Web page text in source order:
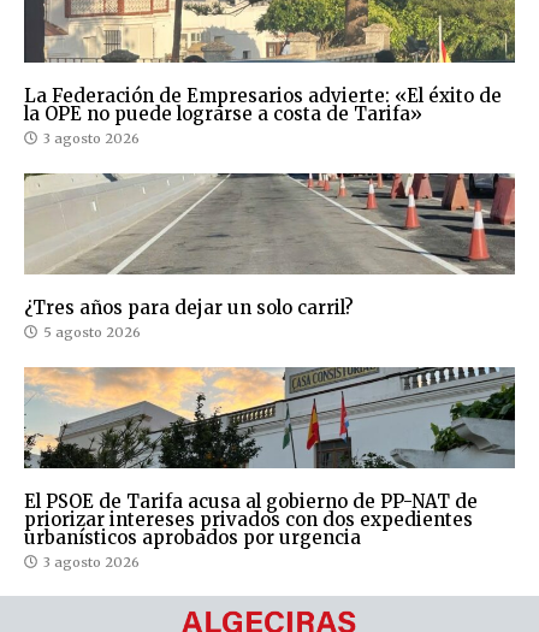
La Federación de Empresarios advierte: «El éxito de
la OPE no puede lograrse a costa de Tarifa»
3 agosto 2026
¿Tres años para dejar un solo carril?
5 agosto 2026
El PSOE de Tarifa acusa al gobierno de PP-NAT de
priorizar intereses privados con dos expedientes
urbanísticos aprobados por urgencia
3 agosto 2026